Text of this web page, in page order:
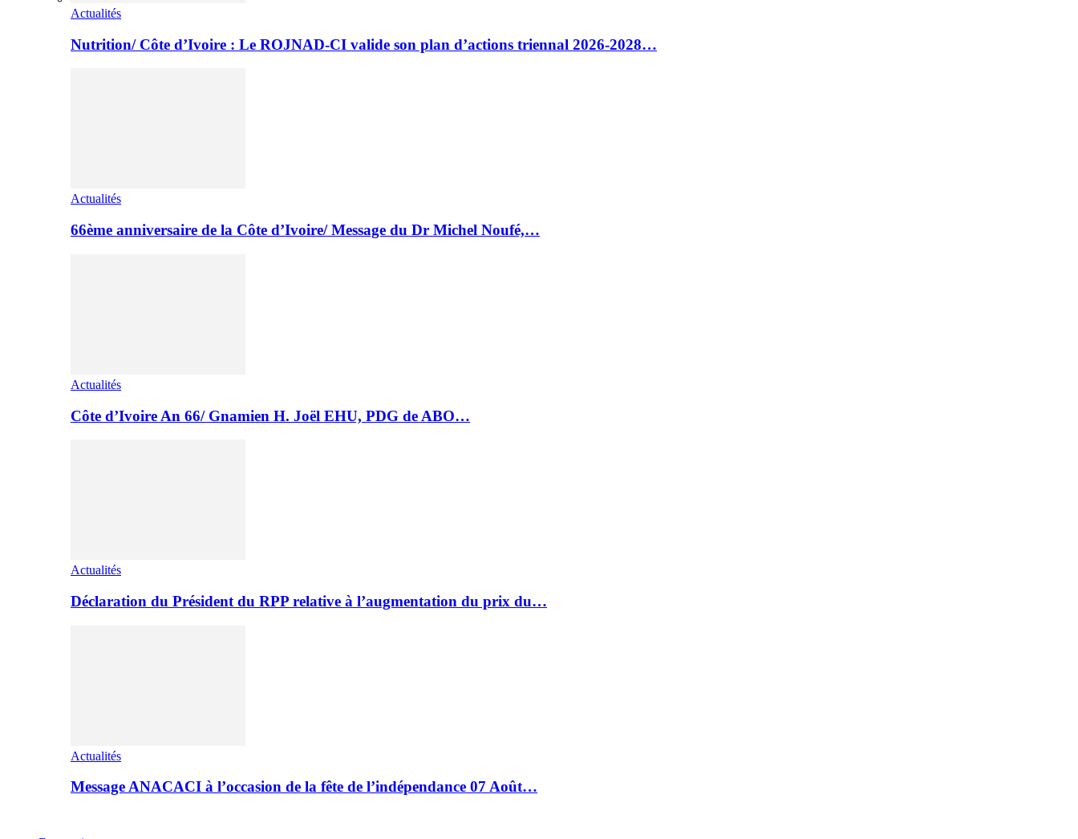
Actualités
Nutrition/ Côte d’Ivoire : Le ROJNAD-CI valide son plan d’actions triennal 2026-2028…
Actualités
66ème anniversaire de la Côte d’Ivoire/ Message du Dr Michel Noufé,…
Actualités
Côte d’Ivoire An 66/ Gnamien H. Joël EHU, PDG de ABO…
Actualités
Déclaration du Président du RPP relative à l’augmentation du prix du…
Actualités
Message ANACACI à l’occasion de la fête de l’indépendance 07 Août…